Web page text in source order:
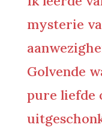
mysterie
Golvende
pure liefde